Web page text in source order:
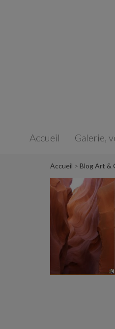
Accueil Galerie,
Accueil Blog Art &